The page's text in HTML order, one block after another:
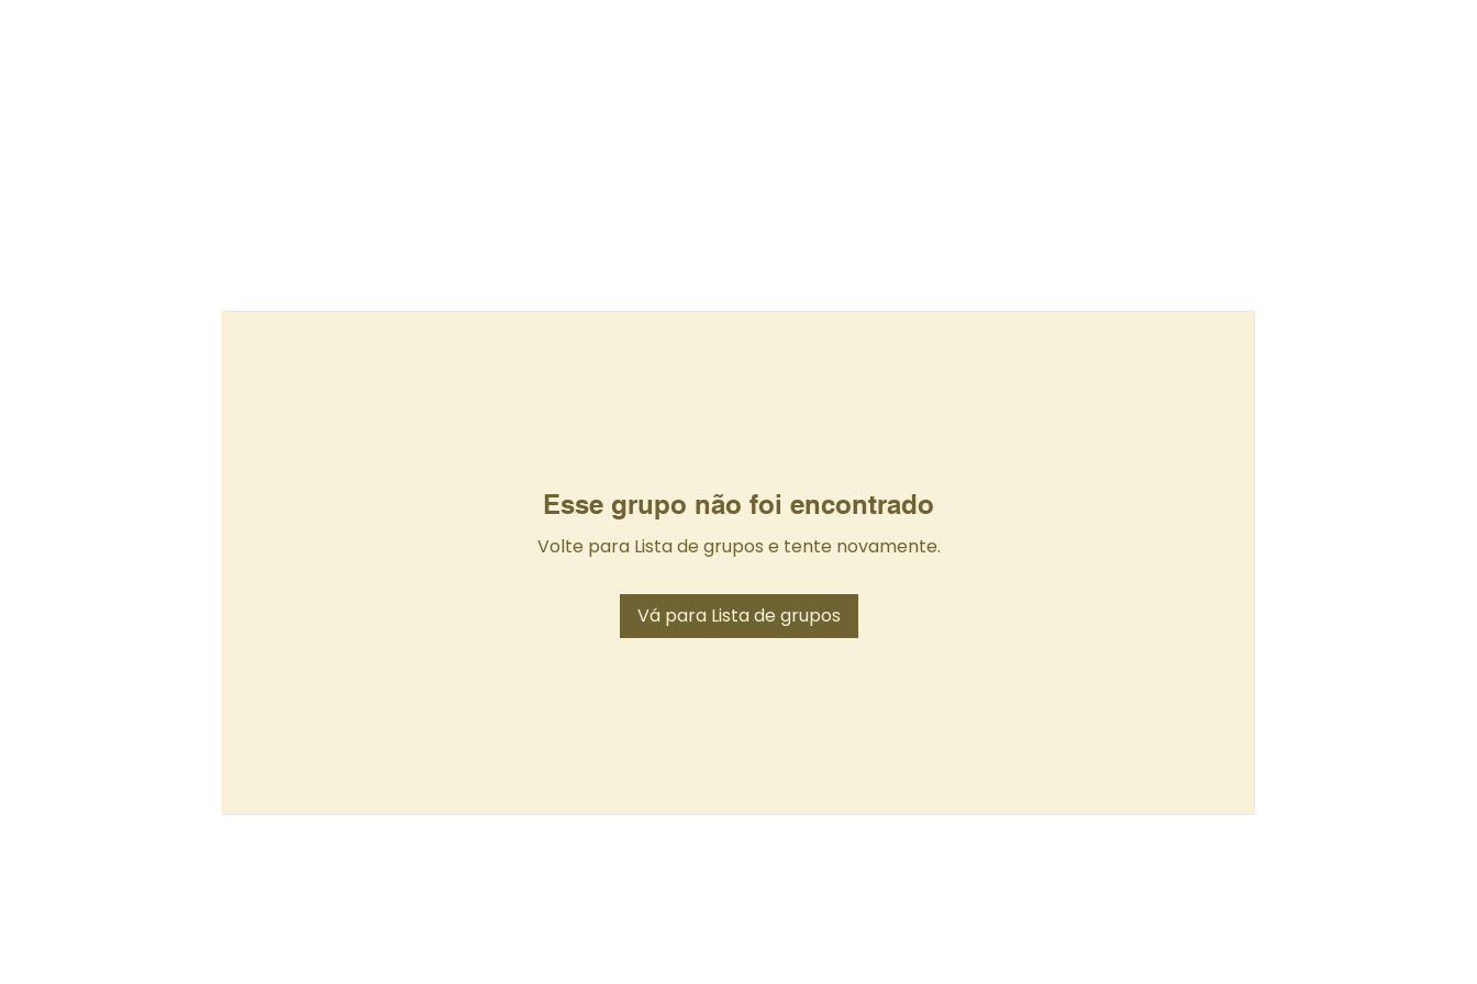
Esse grupo não foi encontrado
Volte para Lista de grupos e tente novamente.
Vá para Lista de grupos